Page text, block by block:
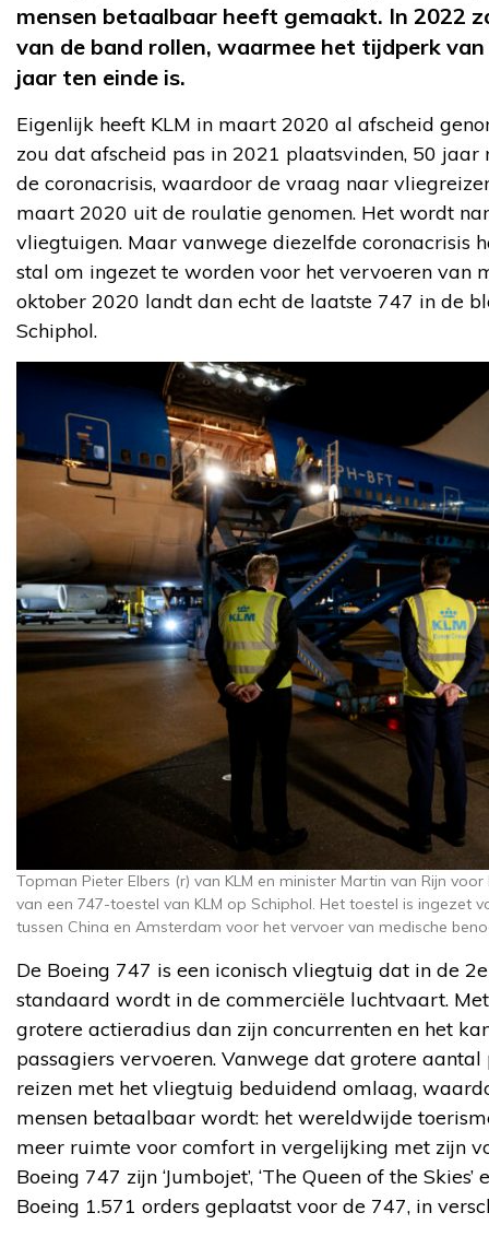
mensen betaalbaar heeft gemaakt. In 2022
van de band rollen, waarmee het tijdperk van
jaar ten einde is.
Eigenlijk heeft KLM in maart 2020 al afscheid
zou dat afscheid pas in 2021 plaatsvinden, 50 jaar
de coronacrisis, waardoor de vraag naar
maart 2020 uit de roulatie genomen. Het wordt
vliegtuigen. Maar vanwege diezelfde coronacrisis
stal om ingezet te worden voor het vervoeren van
oktober 2020 landt dan echt de laatste 747 in de
Schiphol.
Topman Pieter Elbers (r) van KLM en minister Martin van Rijn
van een 747-toestel van KLM op Schiphol. Het toestel is ingezet
tussen China en Amsterdam voor het vervoer van medische
De Boeing 747 is een iconisch vliegtuig dat in de
standaard wordt in de commerciële luchtvaart.
grotere actieradius dan zijn concurrenten en het
passagiers vervoeren. Vanwege dat grotere
reizen met het vliegtuig beduidend omlaag,
mensen betaalbaar wordt: het wereldwijde
meer ruimte voor comfort in vergelijking met zijn
Boeing 747 zijn ‘Jumbojet’, ‘The Queen of the
Boeing 1.571 orders geplaatst voor de 747, in